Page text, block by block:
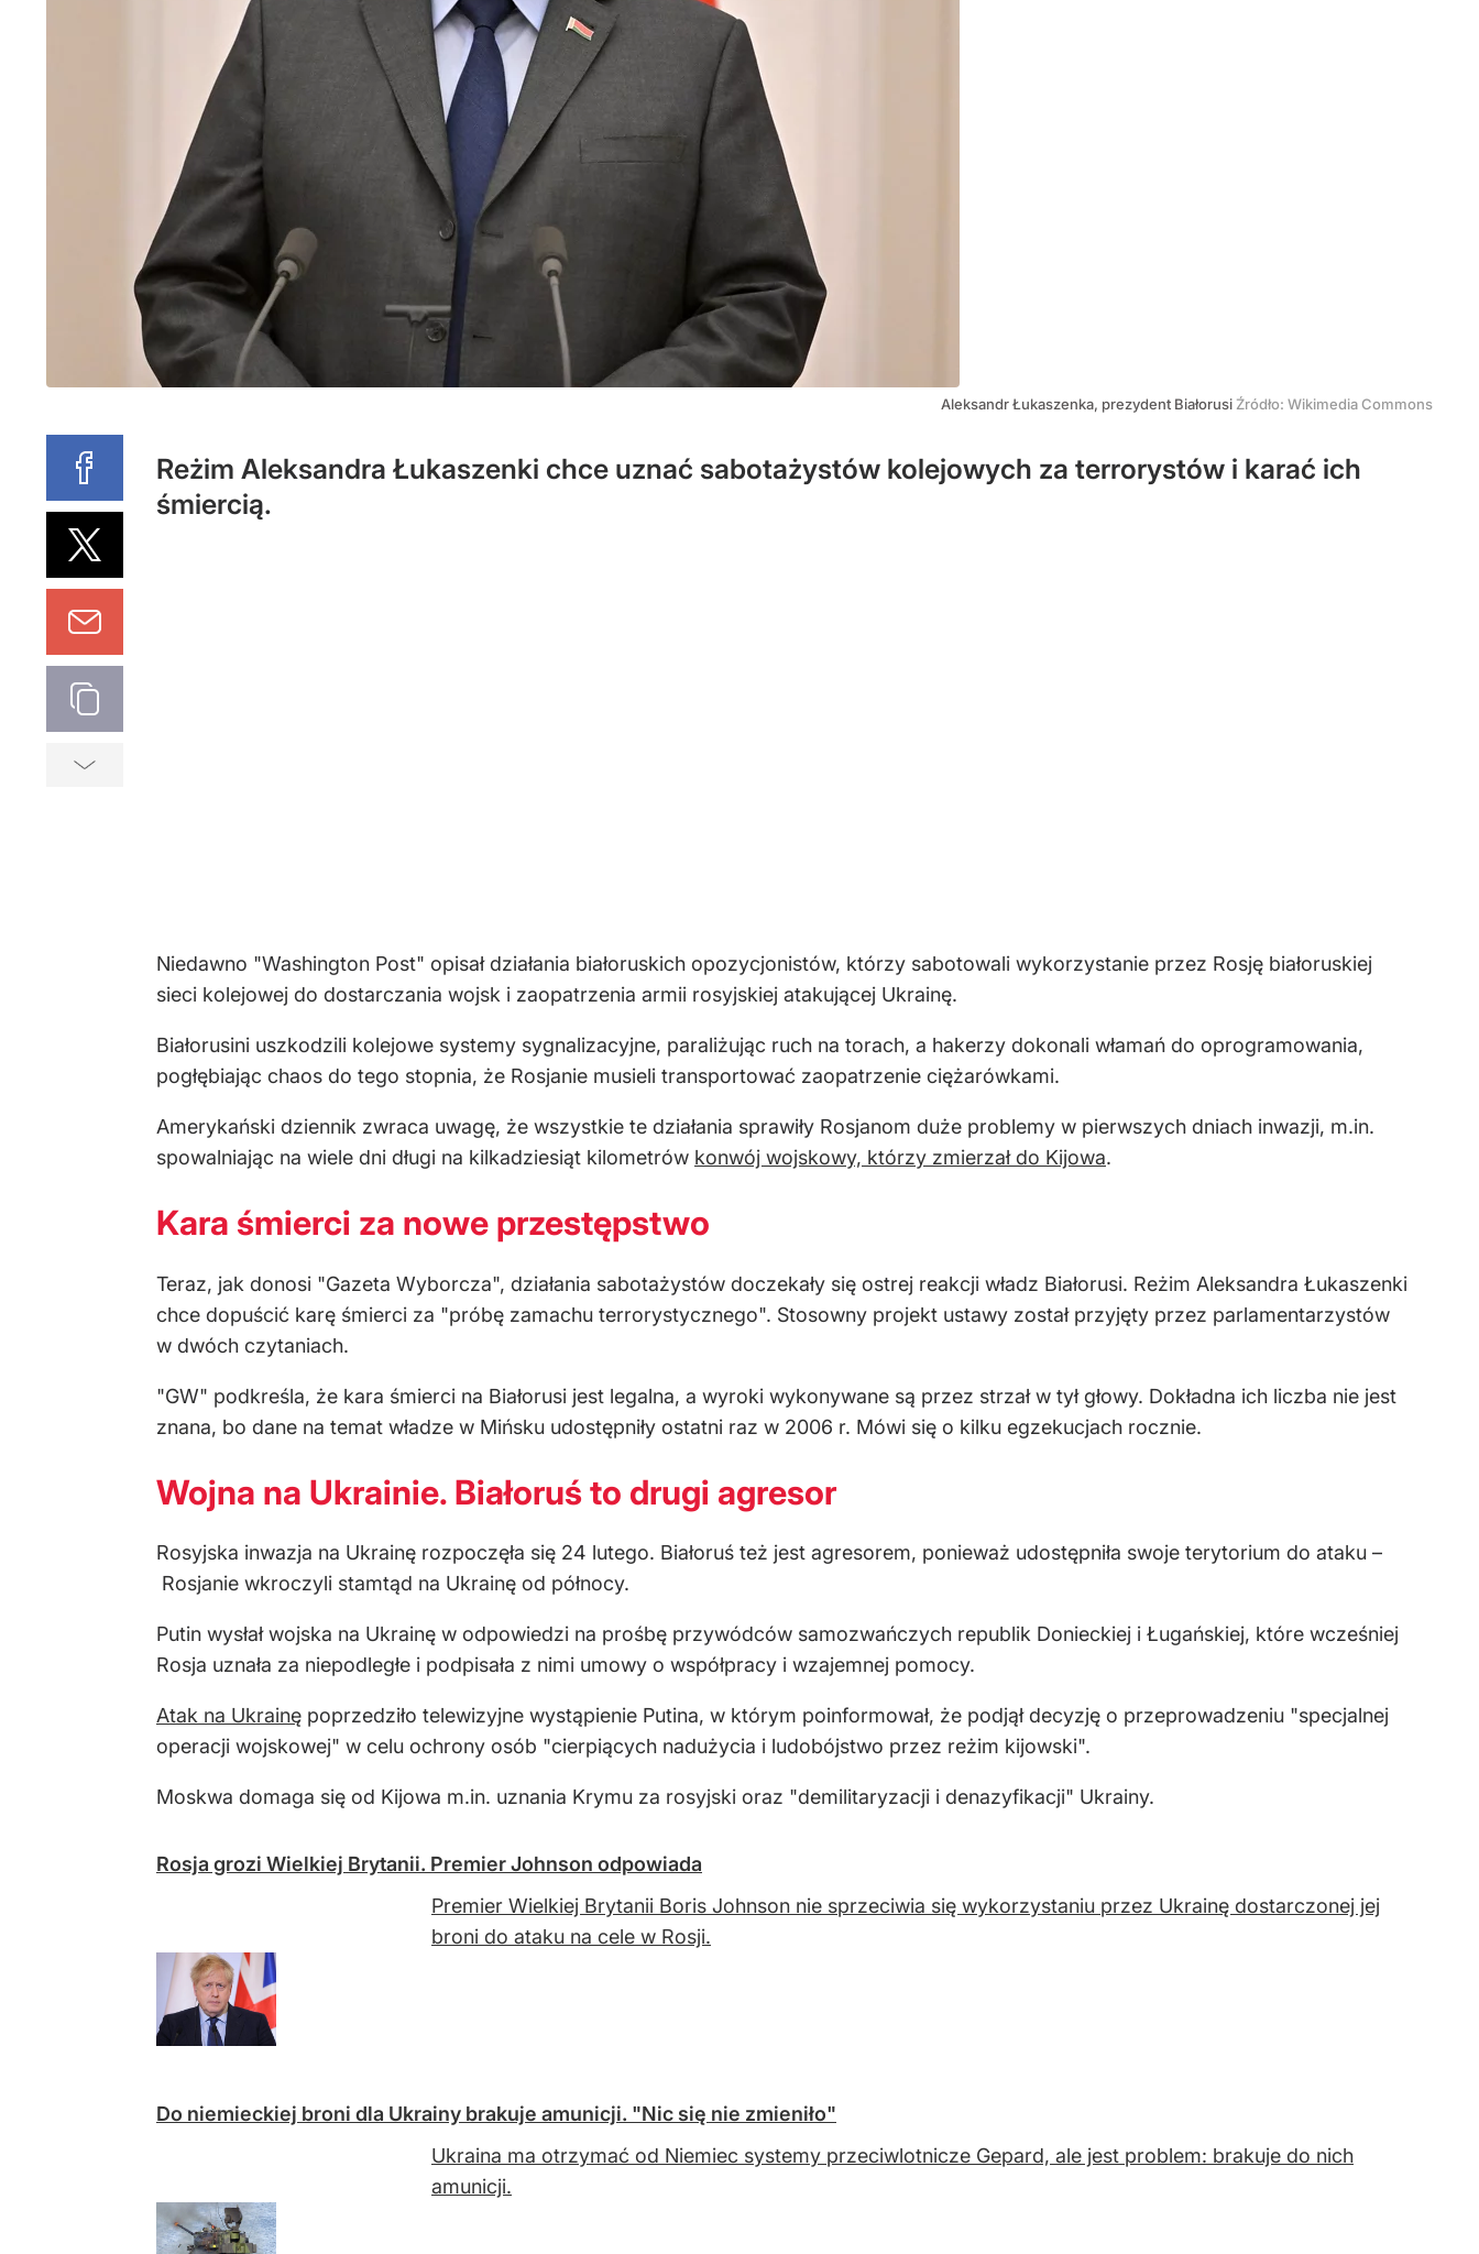
Aleksandr Łukaszenka, prezydent Białorusi Źródło: Wikimedia Commons
Reżim Aleksandra Łukaszenki chce uznać sabotażystów kolejowych za terrorystów i karać ich
śmiercią.
Niedawno "Washington Post" opisał działania białoruskich opozycjonistów, którzy sabotowali wykorzystanie przez Rosję białoruskiej
sieci kolejowej do dostarczania wojsk i zaopatrzenia armii rosyjskiej atakującej Ukrainę.
Białorusini uszkodzili kolejowe systemy sygnalizacyjne, paraliżując ruch na torach, a hakerzy dokonali włamań do oprogramowania,
pogłębiając chaos do tego stopnia, że Rosjanie musieli transportować zaopatrzenie ciężarówkami.
Amerykański dziennik zwraca uwagę, że wszystkie te działania sprawiły Rosjanom duże problemy w pierwszych dniach inwazji, m.in.
spowalniając na wiele dni długi na kilkadziesiąt kilometrów konwój wojskowy, którzy zmierzał do Kijowa.
Kara śmierci za nowe przestępstwo
Teraz, jak donosi "Gazeta Wyborcza", działania sabotażystów doczekały się ostrej reakcji władz Białorusi. Reżim Aleksandra Łukaszenki
chce dopuścić karę śmierci za "próbę zamachu terrorystycznego". Stosowny projekt ustawy został przyjęty przez parlamentarzystów
w dwóch czytaniach.
"GW" podkreśla, że kara śmierci na Białorusi jest legalna, a wyroki wykonywane są przez strzał w tył głowy. Dokładna ich liczba nie jest
znana, bo dane na temat władze w Mińsku udostępniły ostatni raz w 2006 r. Mówi się o kilku egzekucjach rocznie.
Wojna na Ukrainie. Białoruś to drugi agresor
Rosyjska inwazja na Ukrainę rozpoczęła się 24 lutego. Białoruś też jest agresorem, ponieważ udostępniła swoje terytorium do ataku –
Rosjanie wkroczyli stamtąd na Ukrainę od północy.
Putin wysłał wojska na Ukrainę w odpowiedzi na prośbę przywódców samozwańczych republik Donieckiej i Ługańskiej, które wcześniej
Rosja uznała za niepodległe i podpisała z nimi umowy o współpracy i wzajemnej pomocy.
Atak na Ukrainę poprzedziło telewizyjne wystąpienie Putina, w którym poinformował, że podjął decyzję o przeprowadzeniu "specjalnej
operacji wojskowej" w celu ochrony osób "cierpiących nadużycia i ludobójstwo przez reżim kijowski".
Moskwa domaga się od Kijowa m.in. uznania Krymu za rosyjski oraz "demilitaryzacji i denazyfikacji" Ukrainy.
Rosja grozi Wielkiej Brytanii. Premier Johnson odpowiada
Premier Wielkiej Brytanii Boris Johnson nie sprzeciwia się wykorzystaniu przez Ukrainę dostarczonej jej
broni do ataku na cele w Rosji.
Do niemieckiej broni dla Ukrainy brakuje amunicji. "Nic się nie zmieniło"
Ukraina ma otrzymać od Niemiec systemy przeciwlotnicze Gepard, ale jest problem: brakuje do nich
amunicji.